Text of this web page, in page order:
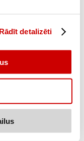
Rādīt detalizēti